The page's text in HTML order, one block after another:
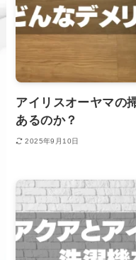
アイリスオーヤマの
あるのか？
2025年9月10日